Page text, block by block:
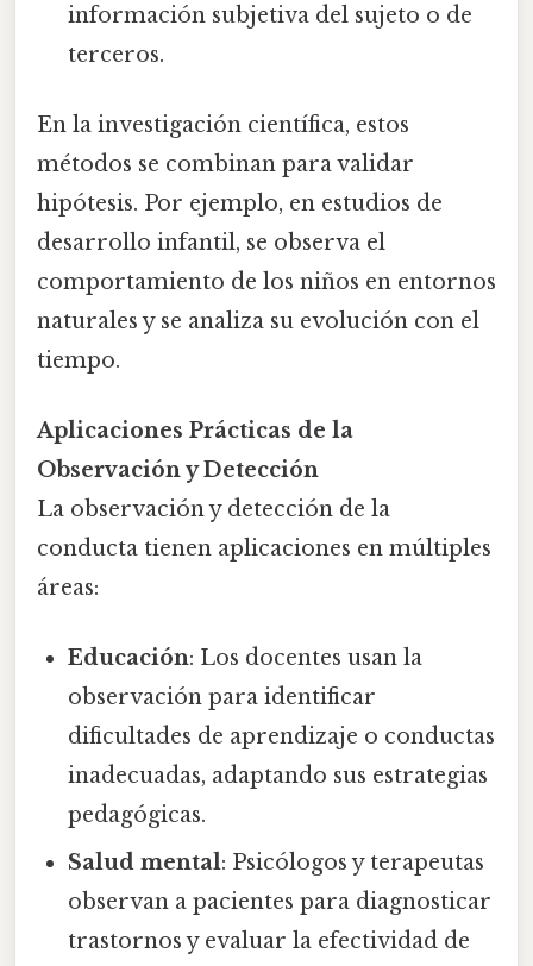
información subjetiva del sujeto o de
terceros.
En la investigación científica, estos
métodos se combinan para validar
hipótesis. Por ejemplo, en estudios de
desarrollo infantil, se observa el
comportamiento de los niños en entornos
naturales y se analiza su evolución con el
tiempo.
Aplicaciones Prácticas de la
Observación y Detección
La observación y detección de la
conducta tienen aplicaciones en múltiples
áreas:
Educación: Los docentes usan la
observación para identificar
dificultades de aprendizaje o conductas
inadecuadas, adaptando sus estrategias
pedagógicas.
Salud mental: Psicólogos y terapeutas
observan a pacientes para diagnosticar
trastornos y evaluar la efectividad de